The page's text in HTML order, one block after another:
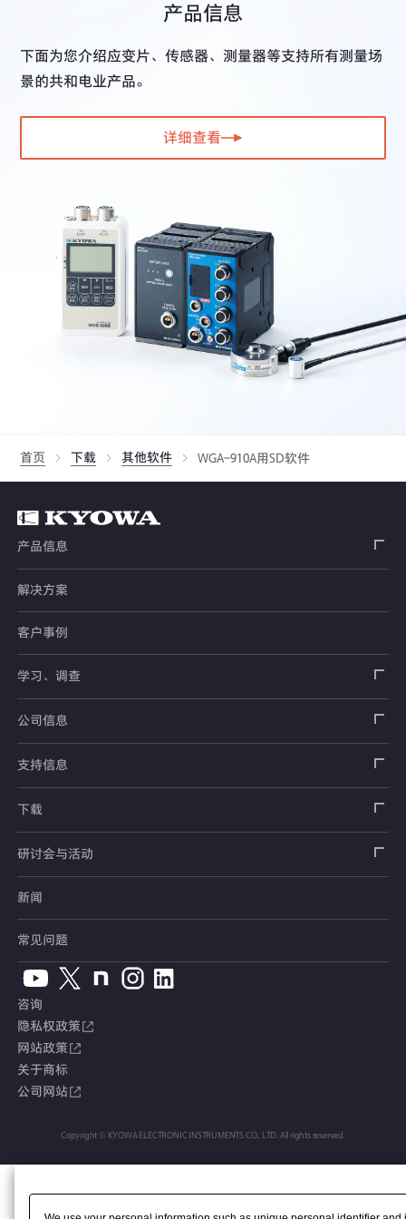
产品信息
下面为您介绍应变片、传感器、测量器等支持所有测量场
景的共和电业产品。
详细查看
首页 下载 其他软件 WGA-910A用SD软件
产品信息
应变片
传感器
载荷传感器
加速度传感器
压力传感器
土木用传感器
载荷传感器
土压计
倾斜计
钢筋计
应力计
接缝计
位移计
汽车用传感器
安全带拉力传感器
手刹・变速杆操作力传感器
人体假人传感器
测量器
指示器和显示器
校验器
软件
测量系统
交通系统（铁路）
汽车用测量系统
土木用测量系统
试验装置、系统
电桥盒
电缆・接头
附件
产品、服务Topics
定制产品
停产产品
解决方案
客户事例
学习、调查
应变片
传感器
测量仪器
看视频了解仪器的使用方法
公司信息
销售网络
公司概况
支持信息
安全数据表（SDS）
产品目录、资料下载
停产产品一览
销售网络
常见问题
下载
产品目录
使用说明书
CAD数据
软件版本升级
综合产品目录
安全数据表（SDS）
研讨会与活动
展览会
新闻
常见问题
咨询
隐私权政策
网站政策
关于商标
公司网站
Copyright © KYOWA ELECTRONIC INSTRUMENTS CO., LTD. All rights reserved.